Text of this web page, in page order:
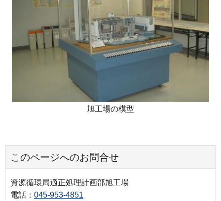
旭工場の模型
このページへのお問合せ
資源循環局適正処理計画部旭工場
電話： 045-953-4851